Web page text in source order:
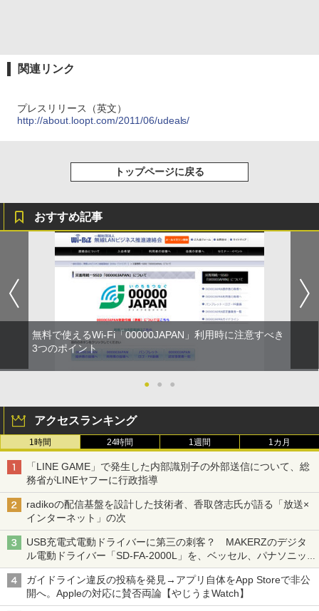
関連リンク
プレスリリース（英文）
http://about.loopt.com/2011/06/udeals/
トップページに戻る
おすすめ記事
無料で使えるWi-Fi「00000JAPAN」利用時に注意すべき
3つのポイント
● ● ●
アクセスランキング
1時間 24時間 1週間 1カ月
「LINE GAME」で発生した内部識別子の外部送信について、総
務省がLINEヤフーに行政指導
radikoの配信基盤を設計した技術者、香取啓志氏が語る「放送×
インターネット」の次
USB充電式電動ドライバーに第三の刺客？ MAKERZのデジタ
ル電動ドライバー「SD-FA-2000L」を、ベッセル、パナソニッ
クと比較してみた 【テレワークグッズ・ミニレビュー 第165
回】
ガイドライン違反の投稿を発見→アプリ自体をApp Storeで非公
開へ。Appleの対応に賛否両論【やじうまWatch】